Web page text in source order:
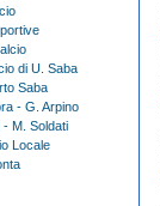
di U. Saba
Saba
- G. Arpino
- M. Soldati
Locale